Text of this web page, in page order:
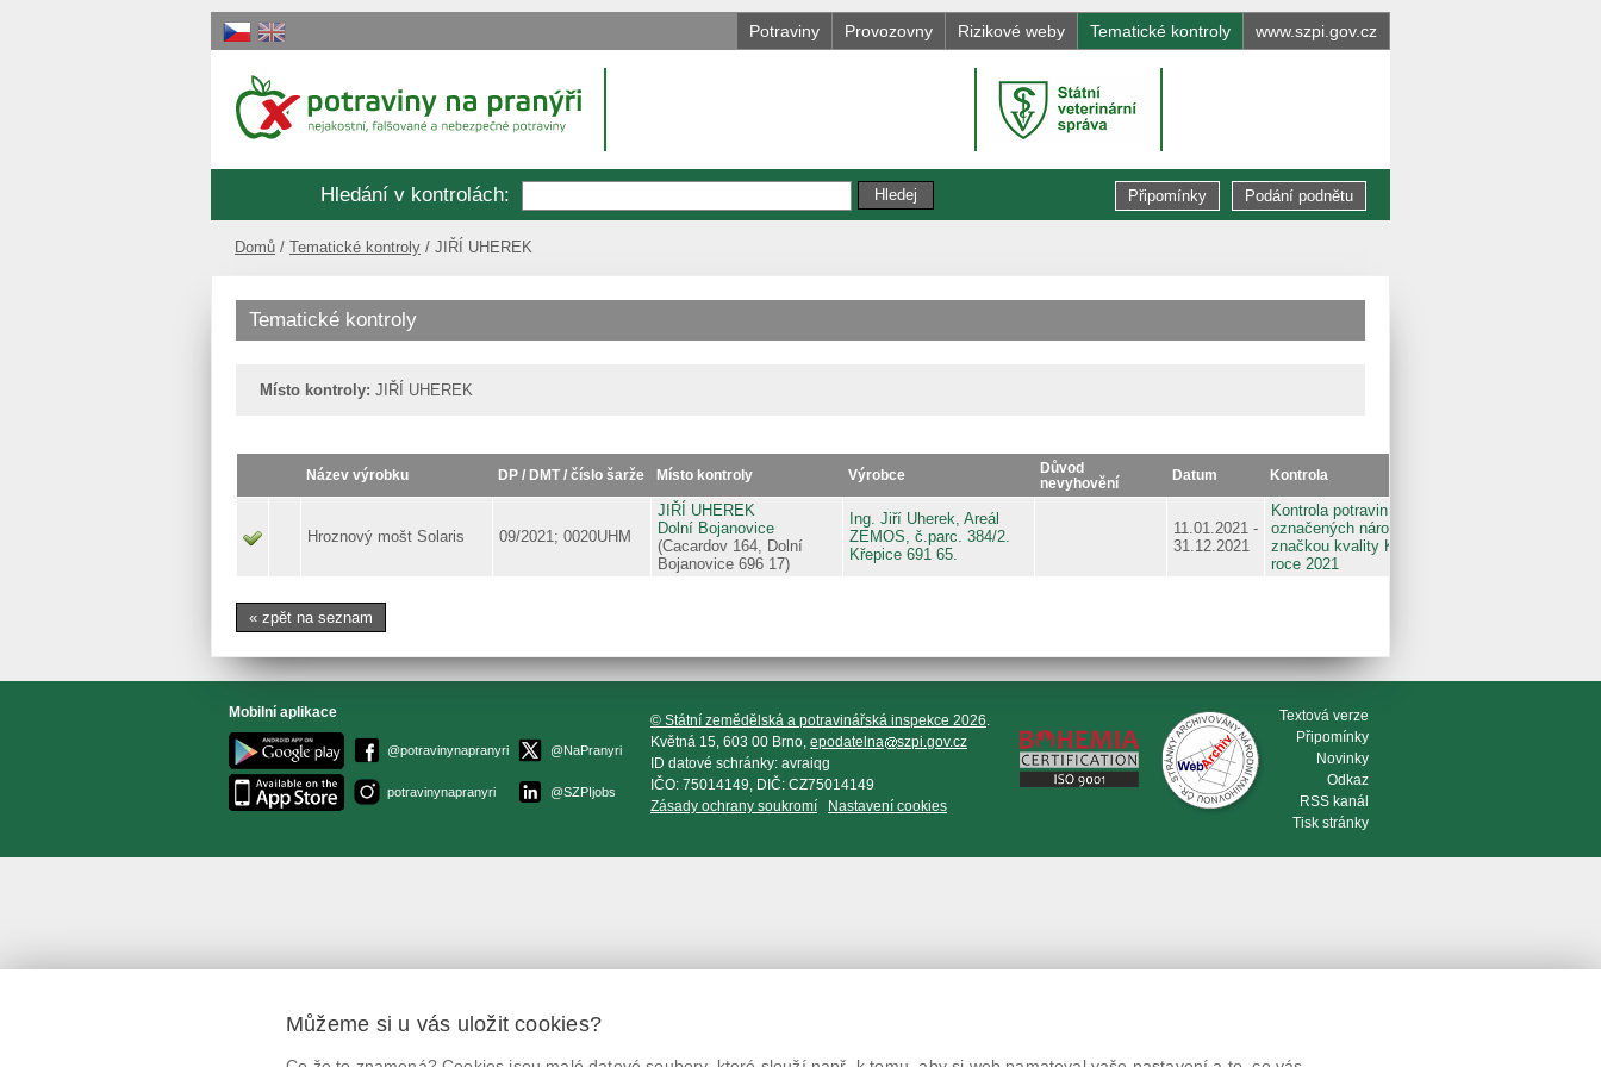
Potraviny Provozovny Rizikové weby Tematické kontroly www.szpi.gov.cz
Hledání v kontrolách: Podání podnětu
Připomínky
Domů Tematické kontroly JIŘÍ UHEREK
Tematické kontroly
Místo kontroly: JIŘÍ UHEREK
Název výrobku DP / DMT / číslo šarže Místo kontroly Výrobce
Důvod
nevyhovění
Datum Kontrola
Hroznový mošt Solaris 09/2021; 0020UHM
JIŘÍ UHEREK
Dolní Bojanovice
(Cacardov 164, Dolní
Bojanovice 696 17)
Ing. Jiří Uherek, Areál
ZEMOS, č.parc. 384/2.
Křepice 691 65.
11.01.2021 -
31.12.2021
Kontrola potravin
označených národní
značkou kvality KLASA v
roce 2021
« zpět na seznam
Mobilní aplikace
@potravinynapranyri
potravinynapranyri
@NaPranyri
@SZPIjobs
© Státní zemědělská a potravinářská inspekce 2026.
Květná 15, 603 00 Brno, epodatelna
szpi.gov.cz
ID datové schránky: avraiqg
IČO: 75014149, DIČ: CZ75014149
Zásady ochrany soukromí
Nastavení cookies
Textová verze
Připomínky
Novinky
Odkaz
RSS kanál
Tisk stránky
Můžeme si u vás uložit cookies?